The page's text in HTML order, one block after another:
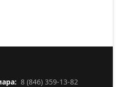
8 (846) 359-13-82